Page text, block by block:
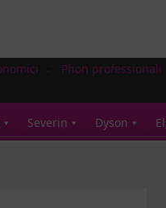
Phon professionali
Severin Dyson